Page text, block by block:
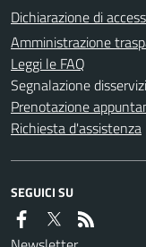
Dichiarazione di
Amministrazione
Leggi le FAQ
Segnalazione
Prenotazione
Richiesta d'assistenza
SEGUICI SU